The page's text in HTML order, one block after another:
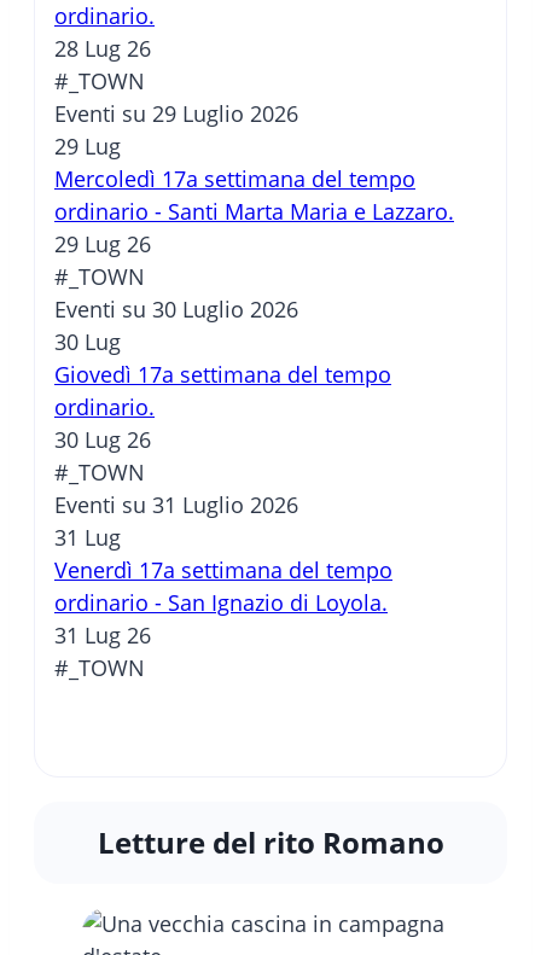
ordinario.
28 Lug 26
#_TOWN
Eventi su 29 Luglio 2026
29 Lug
Mercoledì 17a settimana del tempo
ordinario - Santi Marta Maria e Lazzaro.
29 Lug 26
#_TOWN
Eventi su 30 Luglio 2026
30 Lug
Giovedì 17a settimana del tempo
ordinario.
30 Lug 26
#_TOWN
Eventi su 31 Luglio 2026
31 Lug
Venerdì 17a settimana del tempo
ordinario - San Ignazio di Loyola.
31 Lug 26
#_TOWN
Letture del rito Romano